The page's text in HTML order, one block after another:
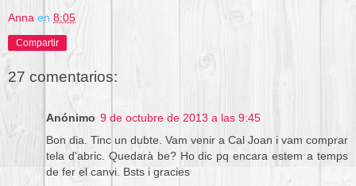
Anna en 8:05
Compartir
27 comentarios:
Anónimo 9 de octubre de 2013 a las 9:45
Bon dia. Tinc un dubte. Vam venir a Cal Joan i vam comprar
tela d'abric. Quedarà be? Ho dic pq encara estem a temps
de fer el canvi. Bsts i gracies